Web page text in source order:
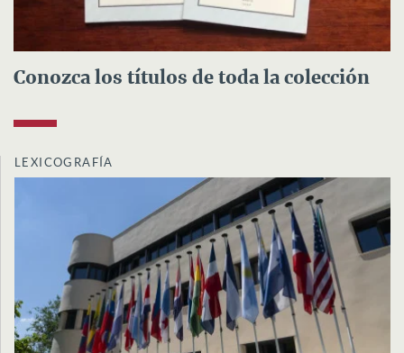
Conozca los títulos de toda la colección
LEXICOGRAFÍA